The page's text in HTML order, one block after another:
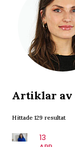
Artiklar av
Hittade 129 resultat
13